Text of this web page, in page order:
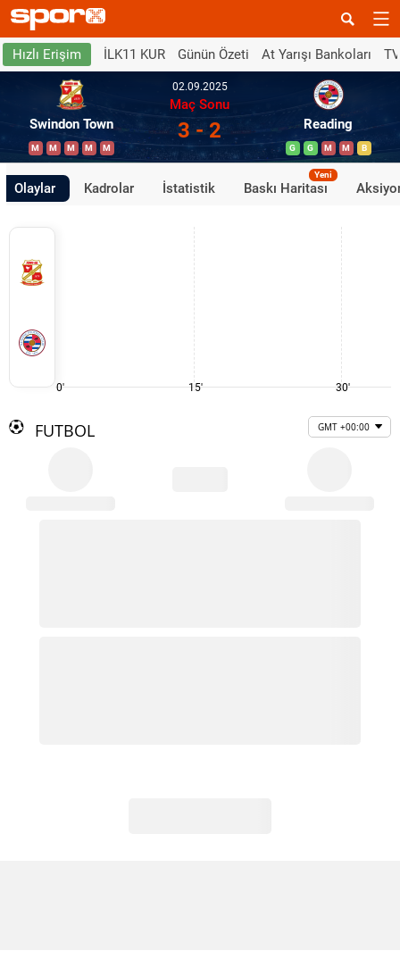
Hızlı Erişim İLK11 KUR Günün Özeti At Yarışı Bankoları
Swindon Town
M M M M M
02.09.2025
Maç Sonu
3 - 2 Reading
G G M M B
Olaylar Kadrolar İstatistik Baskı Haritası
Yeni
0' 15' 30'
FUTBOL GMT +00:00